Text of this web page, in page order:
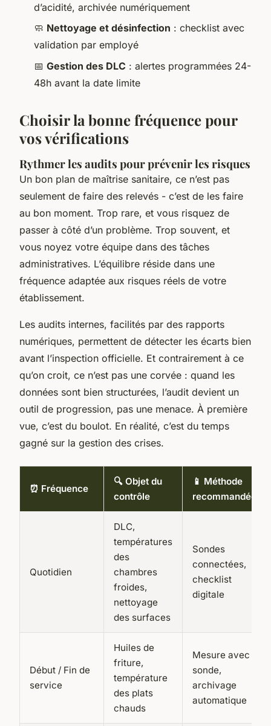
d’acidité, archivée numériquement
🧼 Nettoyage et désinfection : checklist avec
validation par employé
📅 Gestion des DLC : alertes programmées 24-
48h avant la date limite
Choisir la bonne fréquence pour
vos vérifications
Rythmer les audits pour prévenir les risques
Un bon plan de maîtrise sanitaire, ce n’est pas
seulement de faire des relevés - c’est de les faire
au bon moment. Trop rare, et vous risquez de
passer à côté d’un problème. Trop souvent, et
vous noyez votre équipe dans des tâches
administratives. L’équilibre réside dans une
fréquence adaptée aux risques réels de votre
établissement.
Les audits internes, facilités par des rapports
numériques, permettent de détecter les écarts bien
avant l’inspection officielle. Et contrairement à ce
qu’on croit, ce n’est pas une corvée : quand les
données sont bien structurées, l’audit devient un
outil de progression, pas une menace. À première
vue, c’est du boulot. En réalité, c’est du temps
gagné sur la gestion des crises.
⏰ Fréquence
🔍 Objet du
contrôle
📱 Méthode
recommandée
Quotidien
DLC,
températures
des
chambres
froides,
nettoyage
des surfaces
Sondes
connectées,
checklist
digitale
Début / Fin de
service
Huiles de
friture,
température
des plats
chauds
Mesure avec
sonde,
archivage
automatique